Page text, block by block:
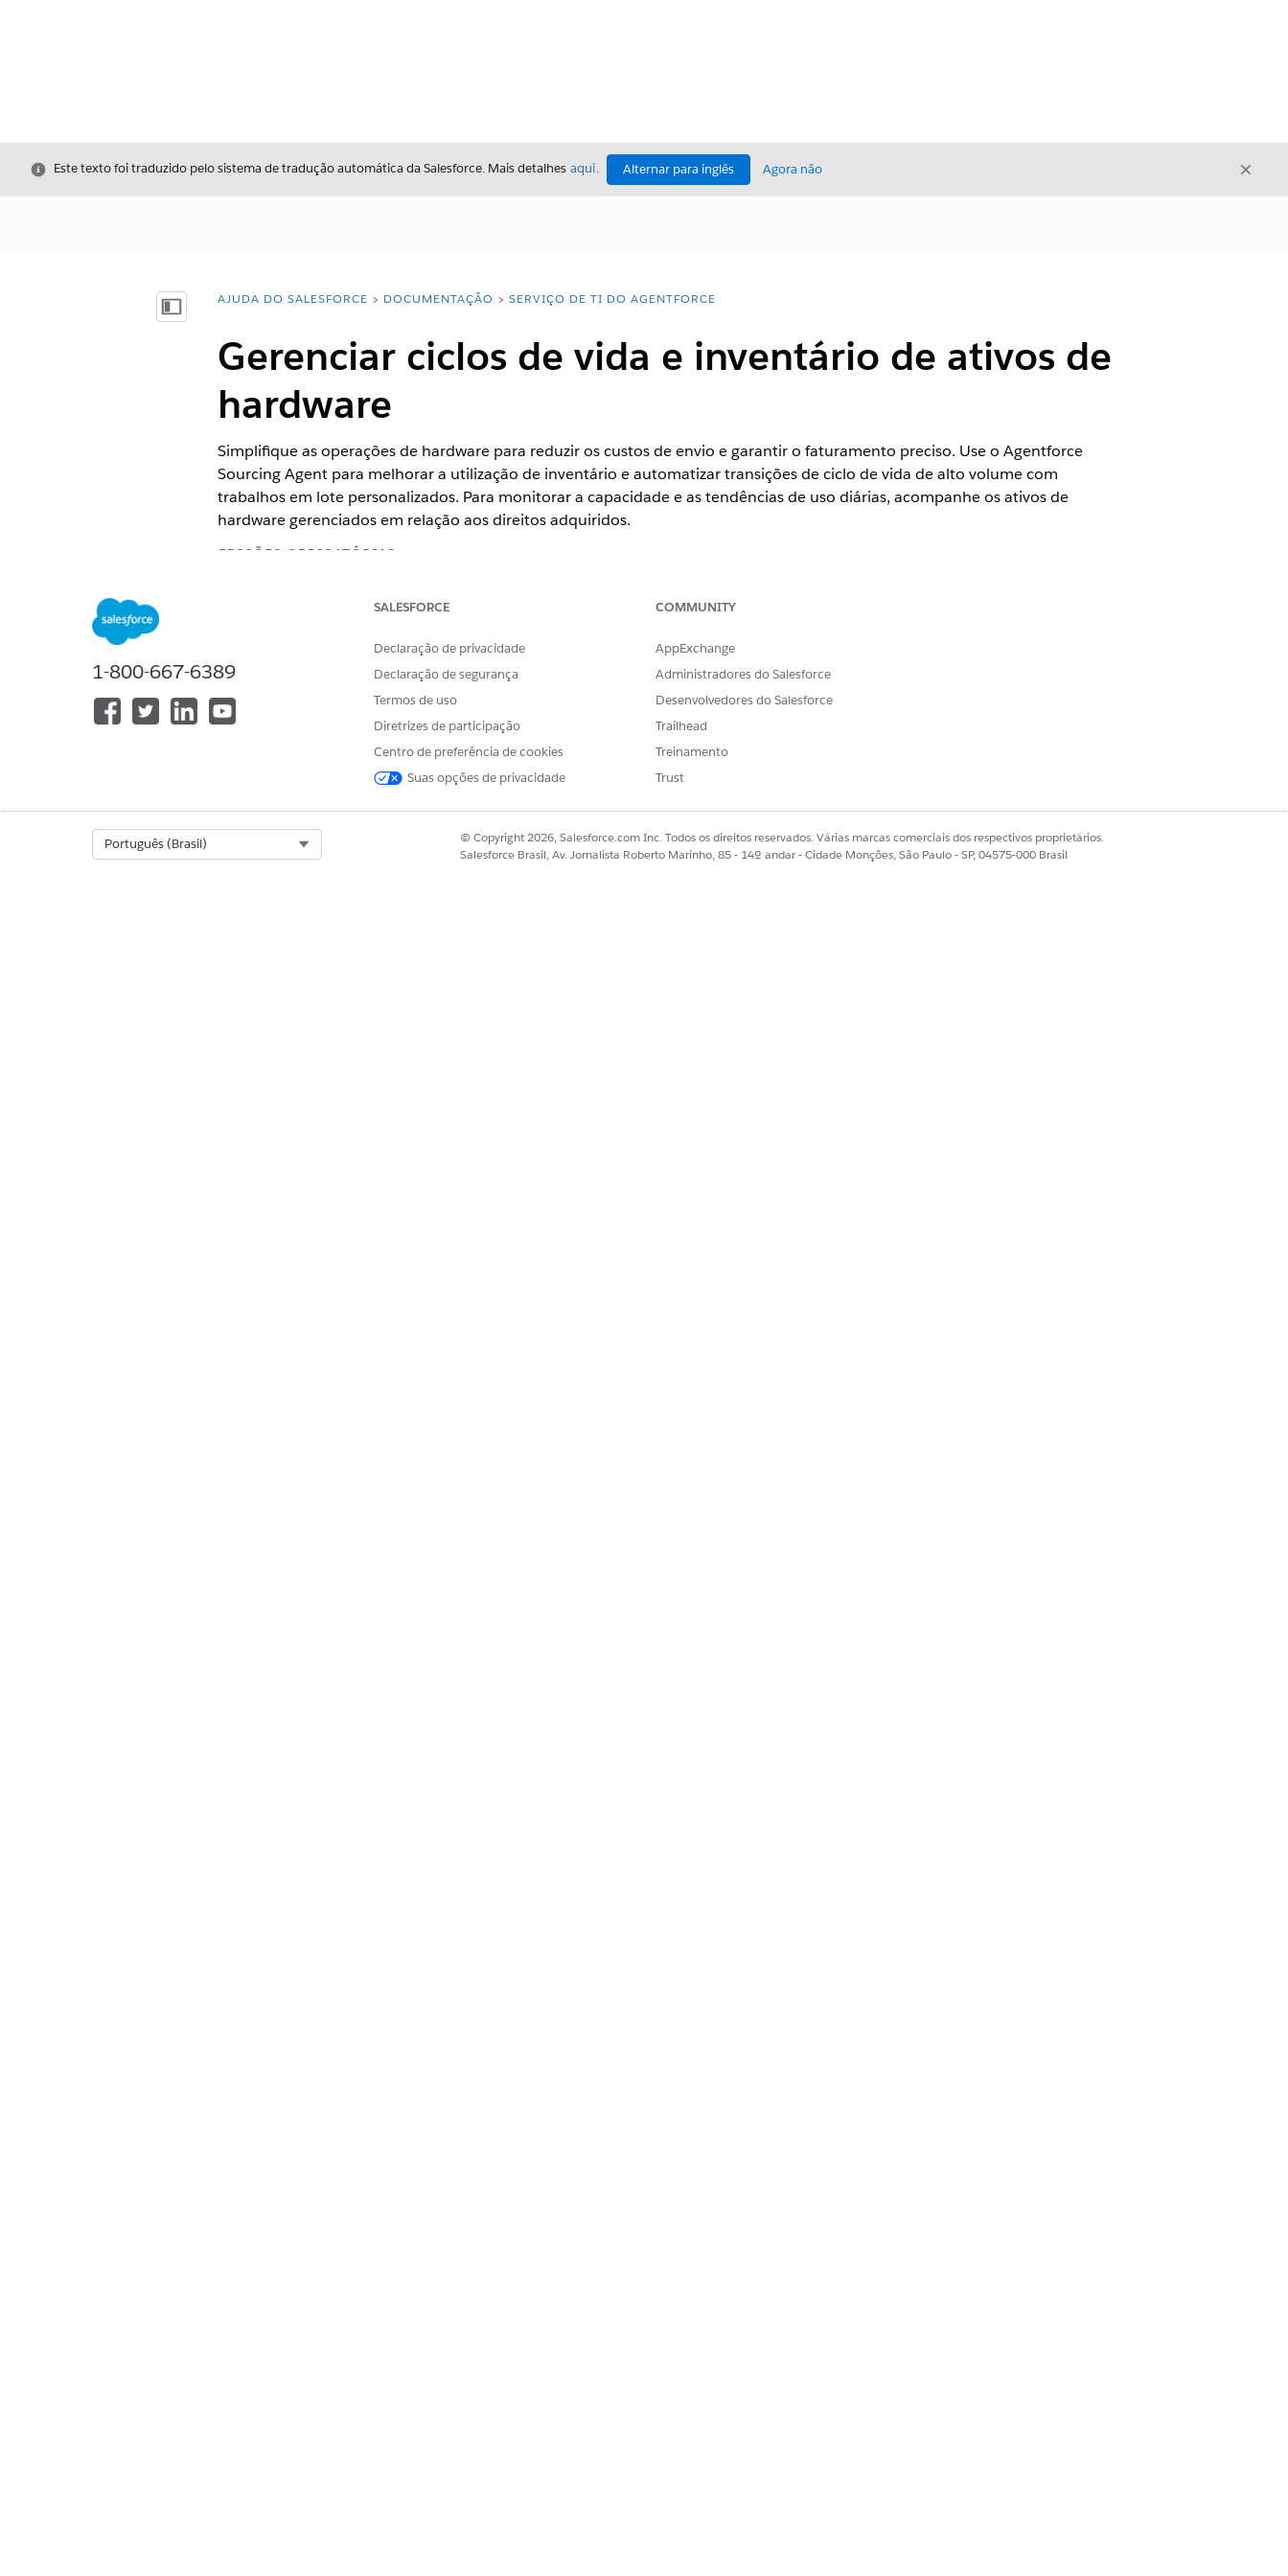
Fechar
Este texto foi traduzido pelo sistema de tradução automática da Salesforce. Mais detalhes aqui. Alternar para inglês Agora não Fechar
Mostrar índiceVocê está aqui:
AJUDA DO SALESFORCE DOCUMENTAÇÃO SERVIÇO DE TI DO AGENTFORCE
Gerenciar ciclos de vida e inventário de ativos de
hardware
Simplifique as operações de hardware para reduzir os custos de envio e garantir o faturamento preciso. Use o Agentforce
Sourcing Agent para melhorar a utilização de inventário e automatizar transições de ciclo de vida de alto volume com
trabalhos em lote personalizados. Para monitorar a capacidade e as tendências de uso diárias, acompanhe os ativos de
hardware gerenciados em relação aos direitos adquiridos.
EDIÇÕES OBRIGATÓRIAS
Disponível em: Lightning Experience
Atenda às solicitações de hardware com eficiência e otimize a utilização de estoque com o Agente de origem. Esse agente de IA
melhora a alocação de recursos.
ESTE ARTIGO RESOLVEU SEU PROBLEMA?
Diga-nos para podermos melhorar!
Sim Não
1-800-667-6389
SALESFORCE
Declaração de privacidade
Declaração de segurança
Termos de uso
Diretrizes de participação
Centro de preferência de cookies
Suas opções de privacidade
COMMUNITY
AppExchange
Administradores do Salesforce
Desenvolvedores do Salesforce
Trailhead
Treinamento
Trust
Português (Brasil)
© Copyright 2026, Salesforce.com Inc. Todos os direitos reservados. Várias marcas comerciais dos respectivos proprietários.
Salesforce Brasil, Av. Jornalista Roberto Marinho, 85 - 14º andar - Cidade Monções, São Paulo - SP, 04575-000 Brasil